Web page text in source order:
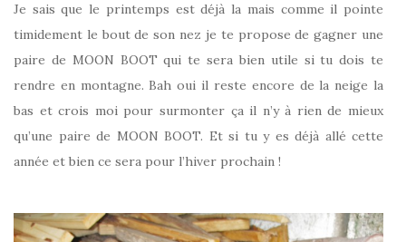
Je sais que le printemps est déjà la mais comme il pointe
timidement le bout de son nez je te propose de gagner une
paire de MOON BOOT qui te sera bien utile si tu dois te
rendre en montagne. Bah oui il reste encore de la neige la
bas et crois moi pour surmonter ça il n’y à rien de mieux
qu’une paire de MOON BOOT. Et si tu y es déjà allé cette
année et bien ce sera pour l’hiver prochain !